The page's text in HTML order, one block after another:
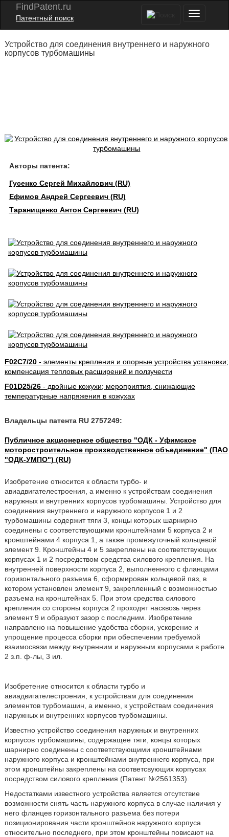
FindPatent.ru
Патентный поиск
Устройство для соединения внутреннего и наружного
корпусов турбомашины
Авторы патента:
Гусенко Сергей Михайлович (RU)
Ефимов Андрей Сергеевич (RU)
Таранищенко Антон Сергеевич (RU)
F02C7/20- элементы крепления и опорные устройства установки;
компенсация тепловых расширений и ползучести
F01D25/26- двойные кожухи; мероприятия, снижающие
температурные напряжения в кожухах
Владельцы патента RU 2757249:
Публичное акционерное общество "ОДК - Уфимское
моторостроительное производственное объединение" (ПАО
"ОДК-УМПО") (RU)
Изобретение относится к области турбо- и
авиадвигателестроения, а именно к устройствам соединения
наружных и внутренних корпусов турбомашины. Устройство для
соединения внутреннего и наружного корпусов 1 и 2
турбомашины содержит тяги 3, концы которых шарнирно
соединены с соответствующими кронштейнами 5 корпуса 2 и
кронштейнами 4 корпуса 1, а также промежуточный кольцевой
элемент 9. Кронштейны 4 и 5 закреплены на соответствующих
корпусах 1 и 2 посредством средства силового крепления. На
внутренней поверхности корпуса 2, выполненного с фланцами
горизонтального разъема 6, сформирован кольцевой паз, в
котором установлен элемент 9, закрепленный с возможностью
разъема на кронштейнах 5. При этом средства силового
крепления со стороны корпуса 2 проходят насквозь через
элемент 9 и образуют зазор с последним. Изобретение
направлено на повышение удобства сборки, ускорение и
упрощение процесса сборки при обеспечении требуемой
взаимосвязи между внутренним и наружным корпусами в работе.
2 з.п. ф-лы, 3 ил.
Изобретение относится к области турбо и
авиадвигателестроения, к устройствам для соединения
элементов турбомашин, а именно, к устройствам соединения
наружных и внутренних корпусов турбомашины.
Известно устройство соединения наружных и внутренних
корпусов турбомашины, содержащее тяги, концы которых
шарнирно соединены с соответствующими кронштейнами
наружного корпуса и кронштейнами внутреннего корпуса, при
этом кронштейны закреплены на соответсвующих корпусах
посредством силового крепления (Патент №2561353).
Недостатками известного устройства является отсутствие
возможности снять часть наружного корпуса в случае наличия у
него фланцев горизонтального разъема без потери
позиционирования части кронштейнов наружного корпуса
относительно последнего, при этом кронштейны повисают на